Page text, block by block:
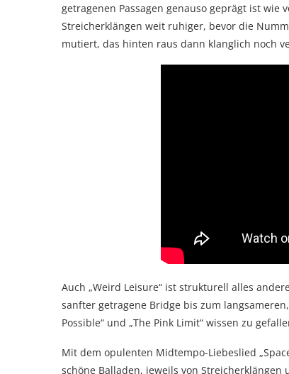
getragenen Passagen genauso geprägt ist wie
Streicherklängen weit ruhiger, bevor die
mutiert, das hinten raus dann klanglich noch
Auch „Weird Leisure“ ist strukturell alles
sanfter getragene Bridge bis zum
Possible“ und „The Pink Limit“ wissen zu
Mit dem opulenten Midtempo-Liebeslied
schöne Balladen, jeweils von